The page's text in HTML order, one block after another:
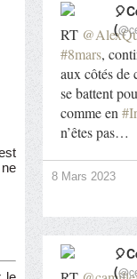
RT
#8mars,
aux côtés de
se battent
comme en
n’êtes pas…
(
8 Mars 2023
(